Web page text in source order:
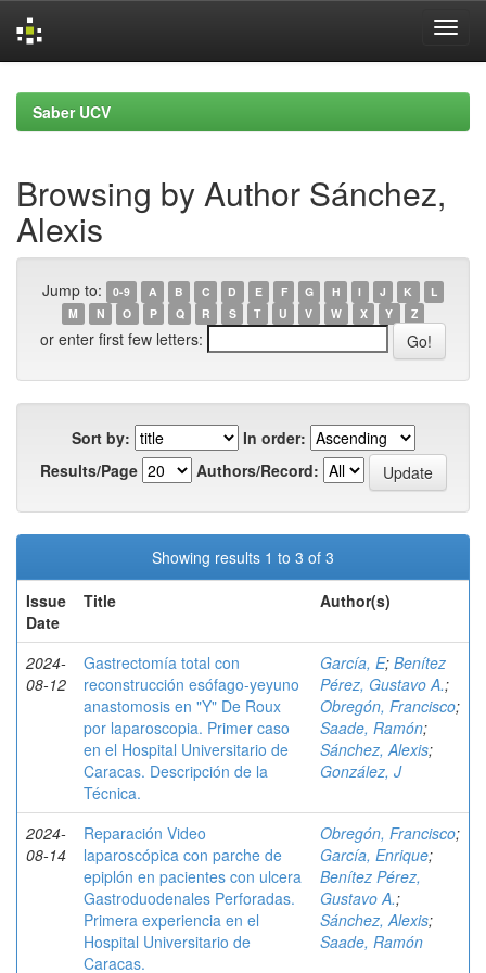
navigationSaber UCV
Browsing by Author Sánchez,
Alexis
Jump to: 0-9 A B C D E F G H I J K
L
M
N O P Q R S T U V W X Y Z
or enter first few letters:
Sort by:
In order:
Results/Page
Authors/Record:
Showing results 1 to 3 of 3
Issue
Date
Title Author(s)
2024-
08-12
Gastrectomía total con
reconstrucción esófago-yeyuno
anastomosis en "Y" De Roux
por laparoscopia. Primer caso
en el Hospital Universitario de
Caracas. Descripción de la
Técnica.
García, E; Benítez
Pérez, Gustavo A.;
Obregón, Francisco;
Saade, Ramón;
Sánchez, Alexis;
González, J
2024-
08-14
Reparación Video
laparoscópica con parche de
epiplón en pacientes con ulcera
Gastroduodenales Perforadas.
Primera experiencia en el
Hospital Universitario de
Caracas.
Obregón, Francisco;
García, Enrique;
Benítez Pérez,
Gustavo A.;
Sánchez, Alexis;
Saade, Ramón